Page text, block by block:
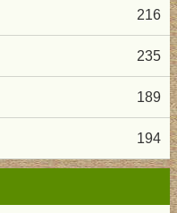
216
235
189
194